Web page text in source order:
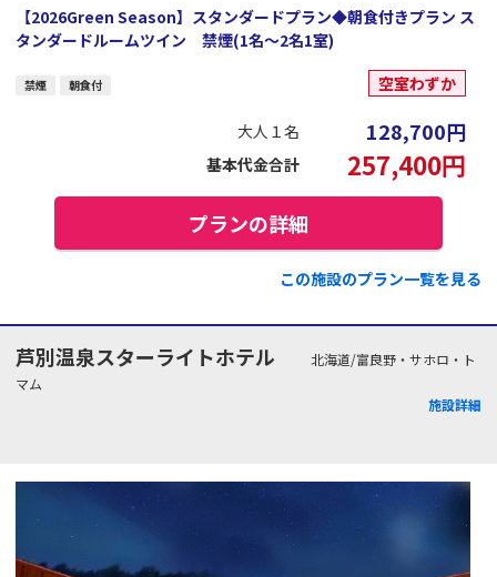
【2026Green Season】スタンダードプラン◆朝食付きプラン ス
タンダードルームツイン 禁煙(1名～2名1室)
禁煙 朝食付 空室わずか
大人１名 128,700円
基本代金合計 257,400円
プランの詳細
この施設のプラン一覧を見る
芦別温泉スターライトホテル
北海道/富良野・サホロ・ト
マム
施設詳細